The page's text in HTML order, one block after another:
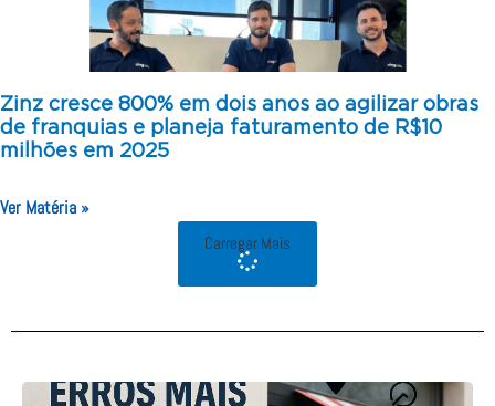
Zinz cresce 800% em dois anos ao agilizar obras
de franquias e planeja faturamento de R$10
milhões em 2025
Ver Matéria »
Carregar Mais